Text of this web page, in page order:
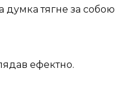
думка тягне за собою
ефектно.